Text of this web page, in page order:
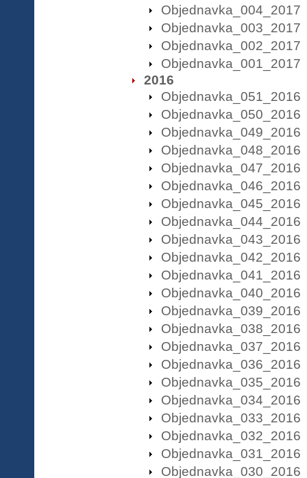
Objednavka_004_2017
Objednavka_003_2017
Objednavka_002_2017
Objednavka_001_2017
2016
Objednavka_051_2016
Objednavka_050_2016
Objednavka_049_2016
Objednavka_048_2016
Objednavka_047_2016
Objednavka_046_2016
Objednavka_045_2016
Objednavka_044_2016
Objednavka_043_2016
Objednavka_042_2016
Objednavka_041_2016
Objednavka_040_2016
Objednavka_039_2016
Objednavka_038_2016
Objednavka_037_2016
Objednavka_036_2016
Objednavka_035_2016
Objednavka_034_2016
Objednavka_033_2016
Objednavka_032_2016
Objednavka_031_2016
Objednavka_030_2016